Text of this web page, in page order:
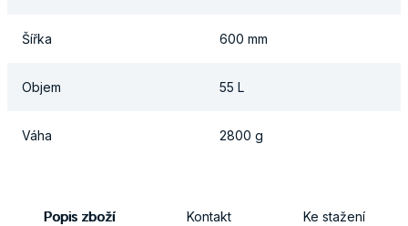
Šířka 600 mm
Objem 55 L
Váha 2800 g
Popis zboží Kontakt Ke stažení